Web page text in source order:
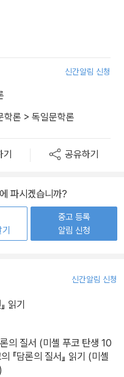
신간알림 신청
학론 > 독일문학론
공유하기
파시겠습니까?
중고 등록
알림 신청
신간알림 신청
읽기
의 질서 (미셸 푸코 탄생 10
『담론의 질서』 읽기 (미셸